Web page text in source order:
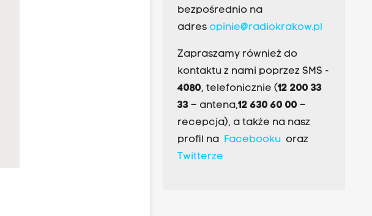
bezpośrednio na
adres opinie@radiokrakow.pl
Zapraszamy również do
kontaktu z nami poprzez SMS -
4080, telefonicznie (12 200 33
33– antena,12 630 60 00 –
recepcja), a także na nasz
profil na Facebookuoraz
Twitterze